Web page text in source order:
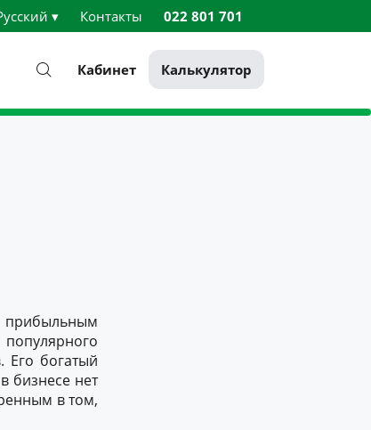
▾ Контакты 022 801 701
Кабинет Калькулятор
Его богатый
бизнесе нет
в том,